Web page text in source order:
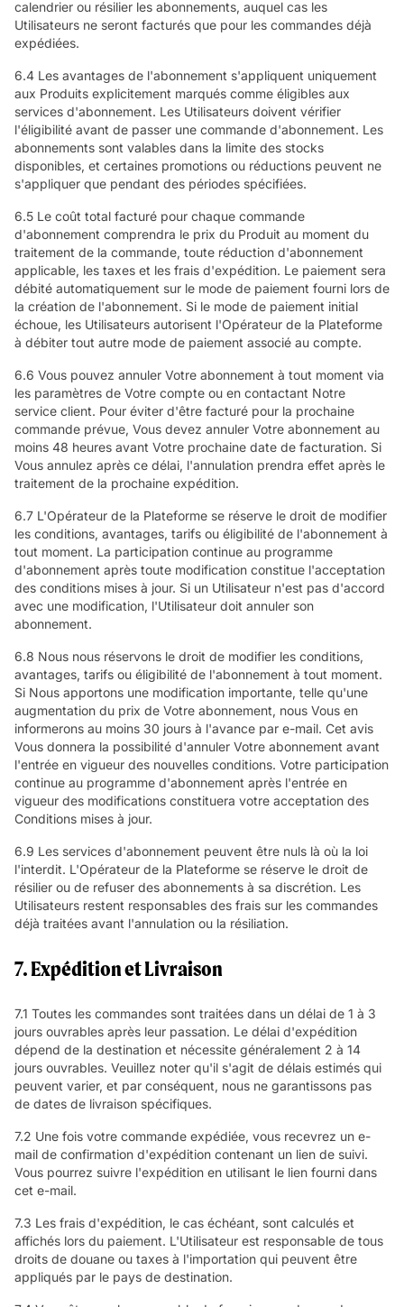
calendrier ou résilier les abonnements, auquel cas les
Utilisateurs ne seront facturés que pour les commandes déjà
expédiées.
6.4 Les avantages de l'abonnement s'appliquent uniquement
aux Produits explicitement marqués comme éligibles aux
services d'abonnement. Les Utilisateurs doivent vérifier
l'éligibilité avant de passer une commande d'abonnement. Les
abonnements sont valables dans la limite des stocks
disponibles, et certaines promotions ou réductions peuvent ne
s'appliquer que pendant des périodes spécifiées.
6.5 Le coût total facturé pour chaque commande
d'abonnement comprendra le prix du Produit au moment du
traitement de la commande, toute réduction d'abonnement
applicable, les taxes et les frais d'expédition. Le paiement sera
débité automatiquement sur le mode de paiement fourni lors de
la création de l'abonnement. Si le mode de paiement initial
échoue, les Utilisateurs autorisent l'Opérateur de la Plateforme
à débiter tout autre mode de paiement associé au compte.
6.6 Vous pouvez annuler Votre abonnement à tout moment via
les paramètres de Votre compte ou en contactant Notre
service client. Pour éviter d'être facturé pour la prochaine
commande prévue, Vous devez annuler Votre abonnement au
moins 48 heures avant Votre prochaine date de facturation. Si
Vous annulez après ce délai, l'annulation prendra effet après le
traitement de la prochaine expédition.
6.7 L'Opérateur de la Plateforme se réserve le droit de modifier
les conditions, avantages, tarifs ou éligibilité de l'abonnement à
tout moment. La participation continue au programme
d'abonnement après toute modification constitue l'acceptation
des conditions mises à jour. Si un Utilisateur n'est pas d'accord
avec une modification, l'Utilisateur doit annuler son
abonnement.
6.8 Nous nous réservons le droit de modifier les conditions,
avantages, tarifs ou éligibilité de l'abonnement à tout moment.
Si Nous apportons une modification importante, telle qu'une
augmentation du prix de Votre abonnement, nous Vous en
informerons au moins 30 jours à l'avance par e-mail. Cet avis
Vous donnera la possibilité d'annuler Votre abonnement avant
l'entrée en vigueur des nouvelles conditions. Votre participation
continue au programme d'abonnement après l'entrée en
vigueur des modifications constituera votre acceptation des
Conditions mises à jour.
6.9 Les services d'abonnement peuvent être nuls là où la loi
l'interdit. L'Opérateur de la Plateforme se réserve le droit de
résilier ou de refuser des abonnements à sa discrétion. Les
Utilisateurs restent responsables des frais sur les commandes
déjà traitées avant l'annulation ou la résiliation.
7. Expédition et Livraison
7.1 Toutes les commandes sont traitées dans un délai de 1 à 3
jours ouvrables après leur passation. Le délai d'expédition
dépend de la destination et nécessite généralement 2 à 14
jours ouvrables. Veuillez noter qu'il s'agit de délais estimés qui
peuvent varier, et par conséquent, nous ne garantissons pas
de dates de livraison spécifiques.
7.2 Une fois votre commande expédiée, vous recevrez un e-
mail de confirmation d'expédition contenant un lien de suivi.
Vous pourrez suivre l'expédition en utilisant le lien fourni dans
cet e-mail.
7.3 Les frais d'expédition, le cas échéant, sont calculés et
affichés lors du paiement. L'Utilisateur est responsable de tous
droits de douane ou taxes à l'importation qui peuvent être
appliqués par le pays de destination.